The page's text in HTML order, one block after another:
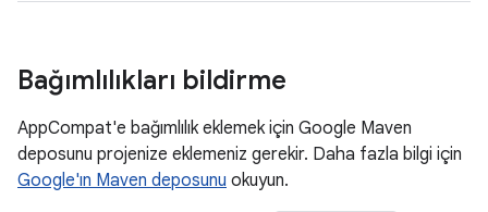
Bağımlılıkları bildirme
AppCompat'e bağımlılık eklemek için Google Maven
deposunu projenize eklemeniz gerekir. Daha fazla bilgi için
Google'ın Maven deposunu okuyun.